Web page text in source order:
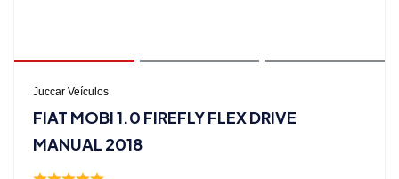
Juccar Veículos
FIAT MOBI 1.0 FIREFLY FLEX DRIVE
MANUAL 2018